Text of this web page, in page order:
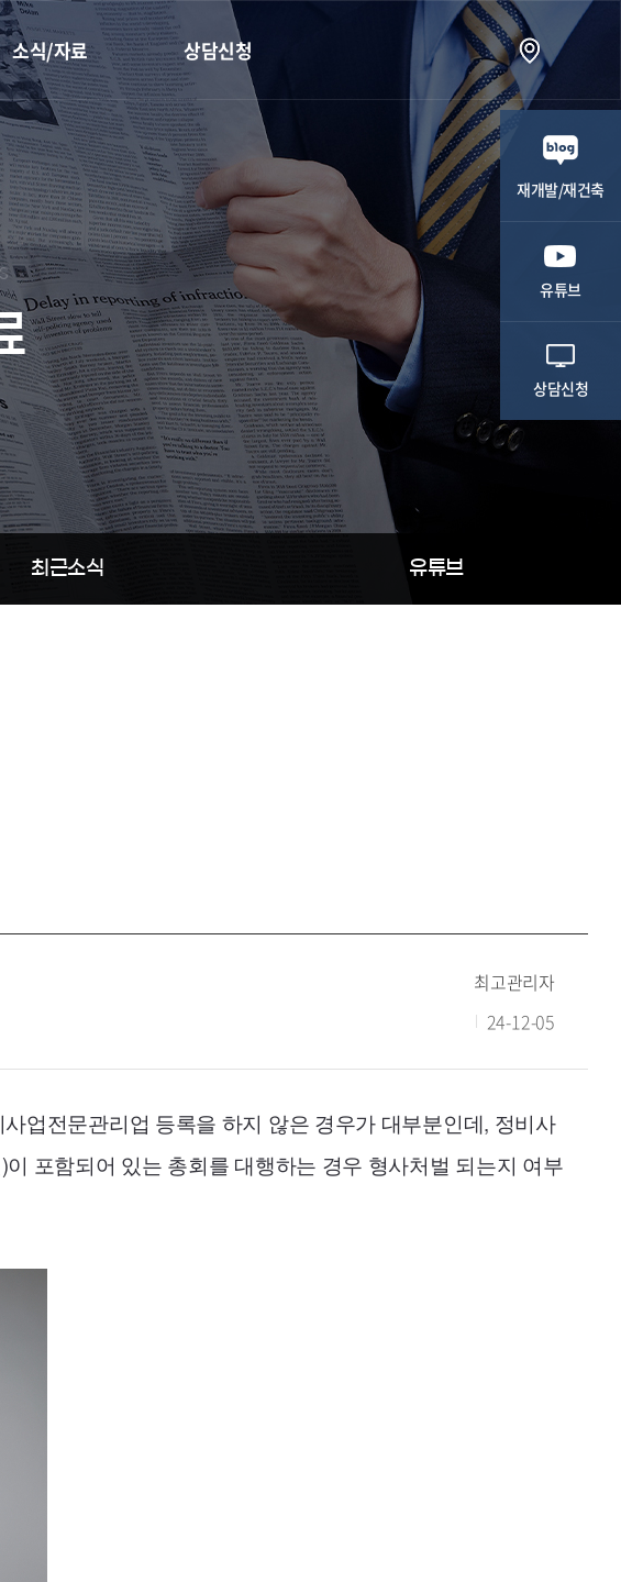
소식/자료
성공사례
센트로 칼럼
최근소식
유튜브
상담신청
상담신청
재개발/재건축
유튜브
상담신청
최근소식 유튜브
최고관리자
24-12-05
업전문관리업 등록을 하지 않은 경우가 대부분인데, 정비사
포함되어 있는 총회를 대행하는 경우 형사처벌 되는지 여부